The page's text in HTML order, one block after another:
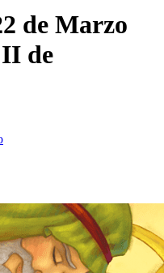
de Marzo
de